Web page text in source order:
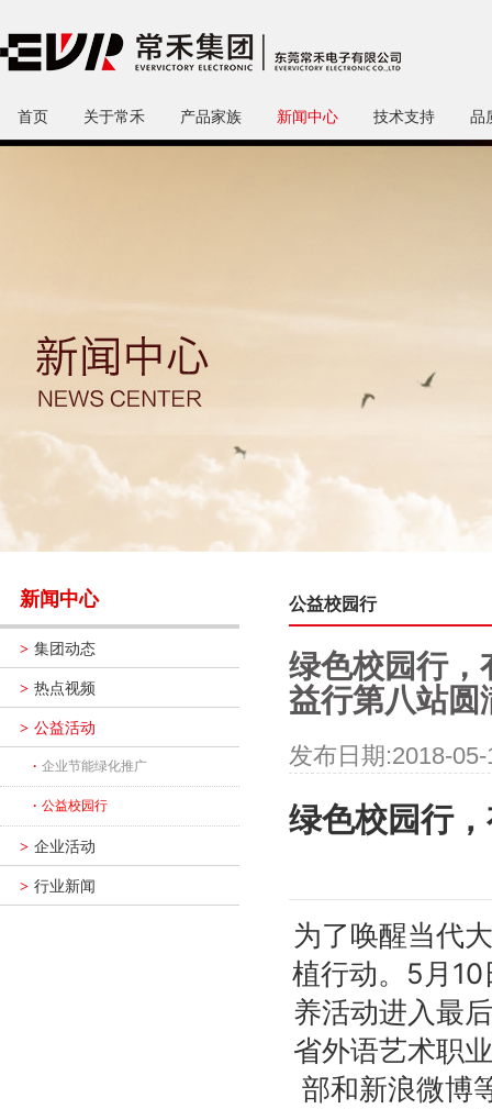
首页 关于常禾 产品家族 新闻中心 技术支持 品
新闻中心
> 集团动态
> 热点视频
> 公益活动
· 企业节能绿化推广
· 公益校园行
> 企业活动
> 行业新闻
公益校园行
绿色校园行
益行第八站圆
发布日期:2018-05-
绿色校园行
为了唤醒当代
植行动。5月
养活动进入最
省外语艺术职
部和新浪微博